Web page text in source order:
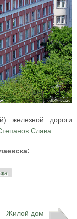
железной дороги
Слава
Жилой дом